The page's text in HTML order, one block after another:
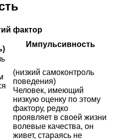
фактор
Импульсивность
(низкий самоконтроль
поведения)
Человек, имеющий
низкую оценку по этому
фактору, редко
проявляет в своей жизни
волевые качества, он
живет, стараясь не